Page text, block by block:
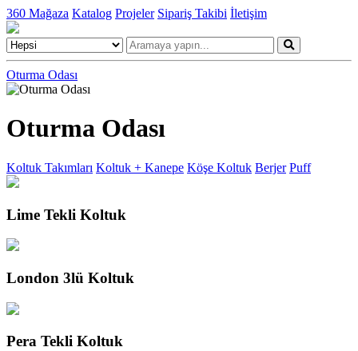
360 Mağaza Katalog Projeler Sipariş Takibi İletişim
Oturma Odası
Oturma Odası
Koltuk Takımları Koltuk + Kanepe Köşe Koltuk Berjer Puff
Lime Tekli Koltuk
London 3lü Koltuk
Pera Tekli Koltuk